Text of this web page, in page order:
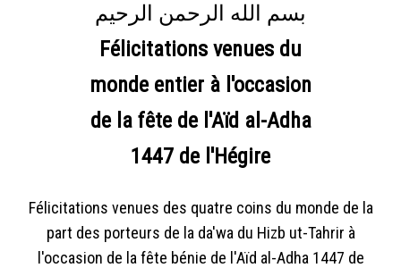
بسم الله الرحمن الرحيم
Félicitations venues du
monde entier à l'occasion
de la fête de l'Aïd al-Adha
1447 de l'Hégire
Félicitations venues des quatre coins du monde de la
part des porteurs de la da'wa du Hizb ut-Tahrir à
l'occasion de la fête bénie de l'Aïd al-Adha 1447 de